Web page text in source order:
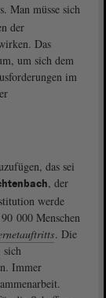
Man müsse sich
der
Das
um sich dem
im
das sei
, der
werde
000 Menschen
. Die
sich
Immer